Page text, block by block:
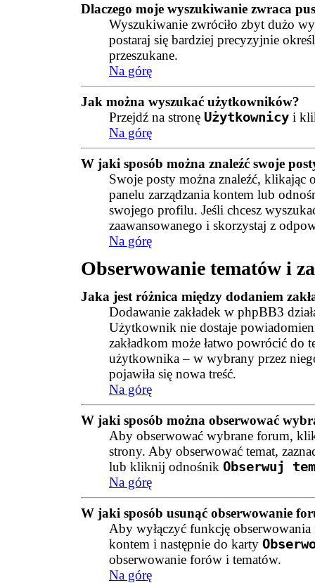
Dlaczego moje wyszukiwanie zwraca
Wyszukiwanie zwróciło zbyt dużo
postaraj się bardziej precyzyjnie
przeszukane.
Na górę
Jak można wyszukać użytkowników?
Przejdź na stronę Użytkownicy i
Na górę
W jaki sposób można znaleźć swoje
Swoje posty można znaleźć, klikając
panelu zarządzania kontem lub
swojego profilu. Jeśli chcesz
zaawansowanego i skorzystaj z
Na górę
Obserwowanie tematów i
Jaka jest różnica między dodaniem
Dodawanie zakładek w phpBB3
Użytkownik nie dostaje
zakładkom może łatwo powrócić do
użytkownika – w wybrany przez
pojawiła się nowa treść.
Na górę
W jaki sposób można obserwować
Aby obserwować wybrane forum,
strony. Aby obserwować temat,
lub kliknij odnośnik Obserwuj
Na górę
W jaki sposób usunąć obserwowanie
Aby wyłączyć funkcję
kontem i następnie do karty
obserwowanie forów i tematów.
Na górę